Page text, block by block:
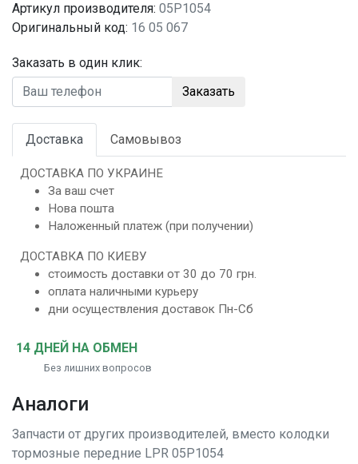
Артикул производителя: 05P1054
Оригинальный код: 16 05 067
Заказать в один клик:
Заказать
Доставка Самовывоз
ДОСТАВКА ПО УКРАИНЕ
За ваш счет
Нова пошта
Наложенный платеж (при получении)
ДОСТАВКА ПО КИЕВУ
стоимость доставки от 30 до 70 грн.
оплата наличными курьеру
дни осуществления доставок Пн-Сб
14 ДНЕЙ НА ОБМЕН
Без лишних вопросов
Аналоги
Запчасти от других производителей, вместо колодки
тормозные передние LPR 05P1054